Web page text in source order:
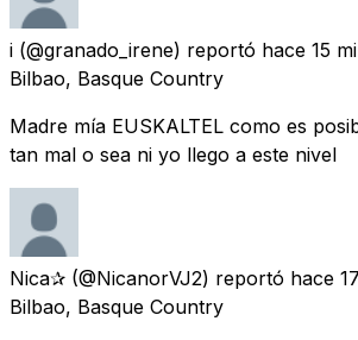
i (@granado_irene) reportó hace 15
Bilbao, Basque Country
Madre mía EUSKALTEL como es
tan mal o sea ni yo llego a este nivel
Nica✰ (@NicanorVJ2) reportó hace
Bilbao, Basque Country